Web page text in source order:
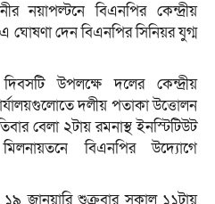
নয়াপল্টনে বিএনপির কেন্দ্রীয়
ঘোষণা দেন বিএনপির সিনিয়র যুগ্ম
উপলক্ষে দলের কেন্দ্রীয়
দলীয় পতাকা উত্তোলন
বেলা ২টায় রমনাস্থ ইনস্টিটিউট
মিলনায়তনে বিএনপির উদ্যোগে